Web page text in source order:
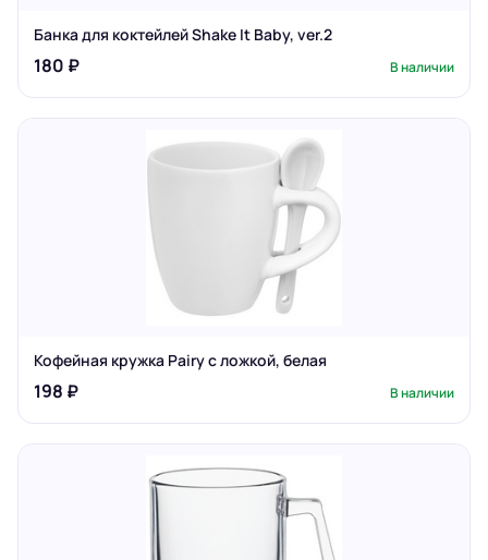
Банка для коктейлей Shake It Baby, ver.2
180 ₽ В наличии
Кофейная кружка Pairy с ложкой, белая
198 ₽ В наличии